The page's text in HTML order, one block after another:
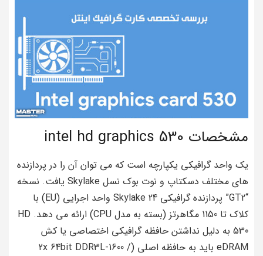
مشخصات intel hd graphics 530
یک واحد گرافیکی یکپارچه است که می توان آن را در پردازنده
های مختلف دسکتاپ و نوت بوک نسل Skylake یافت. نسخه
“GT2” پردازنده گرافیکی Skylake 24 واحد اجرایی (EU) با
کلاک تا 1150 مگاهرتز (بسته به مدل CPU) ارائه می دهد. HD
530 به دلیل نداشتن حافظه گرافیکی اختصاصی یا کش
eDRAM باید به حافظه اصلی (2x 64bit DDR3L-1600 /